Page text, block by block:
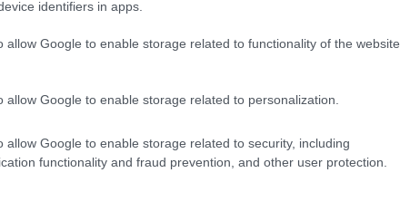
identifiers in apps.
allow Google to enable storage related to functionality of the website
allow Google to enable storage related to personalization.
allow Google to enable storage related to security, including
functionality and fraud prevention, and other user protection.
csomagolás vagy az eco-felirat – miatt hajlamosak vagyunk
is, ha erre nincs valódi bizonyíték.
legalább 7 100 alkalommal kell használni ahhoz,
kibocsátást. Biopamut esetén ez a szám akár 20 000